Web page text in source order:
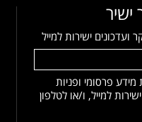
ישיר
ישירות למייל
פרסומי ופניות
למייל, ו/או לטלפון